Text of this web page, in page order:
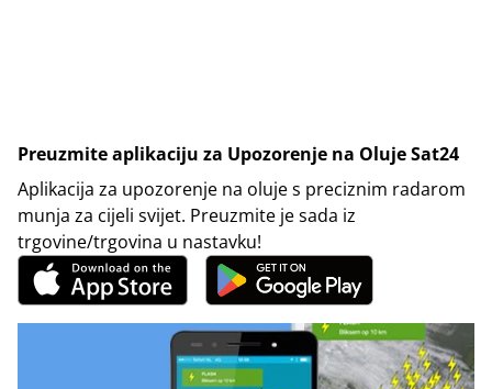
Preuzmite aplikaciju za Upozorenje na Oluje Sat24
Aplikacija za upozorenje na oluje s preciznim radarom
munja za cijeli svijet. Preuzmite je sada iz
trgovine/trgovina u nastavku!